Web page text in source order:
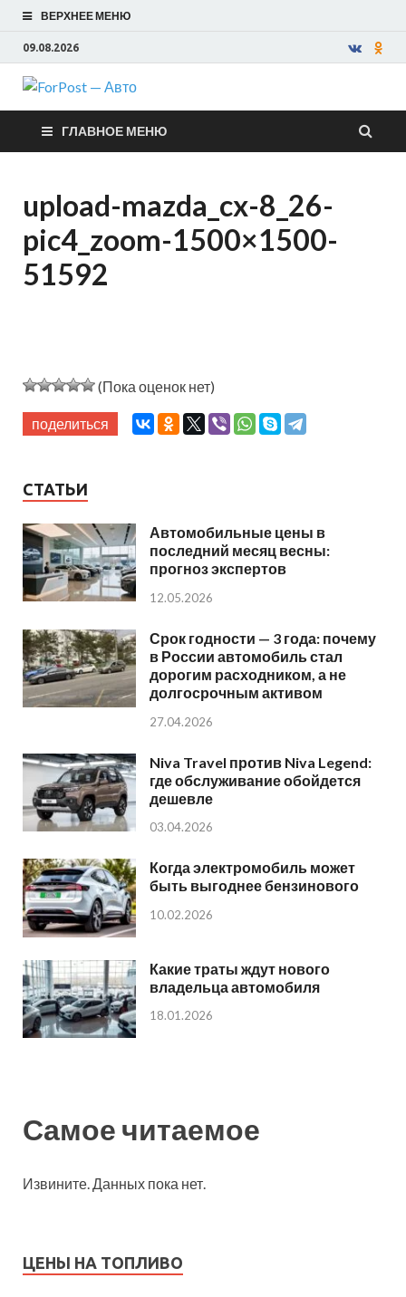
ВЕРХНЕЕ МЕНЮ
09.08.2026
ForPost —
Авто
ГЛАВНОЕ МЕНЮ
upload-mazda_cx-8_26-
pic4_zoom-1500×1500-
51592
(Пока оценок нет)
поделиться
СТАТЬИ
Автомобильные цены в
последний месяц весны:
прогноз экспертов
12.05.2026
Срок годности — 3 года: почему
в России автомобиль стал
дорогим расходником, а не
долгосрочным активом
27.04.2026
Niva Travel против Niva Legend:
где обслуживание обойдется
дешевле
03.04.2026
Когда электромобиль может
быть выгоднее бензинового
10.02.2026
Какие траты ждут нового
владельца автомобиля
18.01.2026
Самое читаемое
Извините. Данных пока нет.
ЦЕНЫ НА ТОПЛИВО